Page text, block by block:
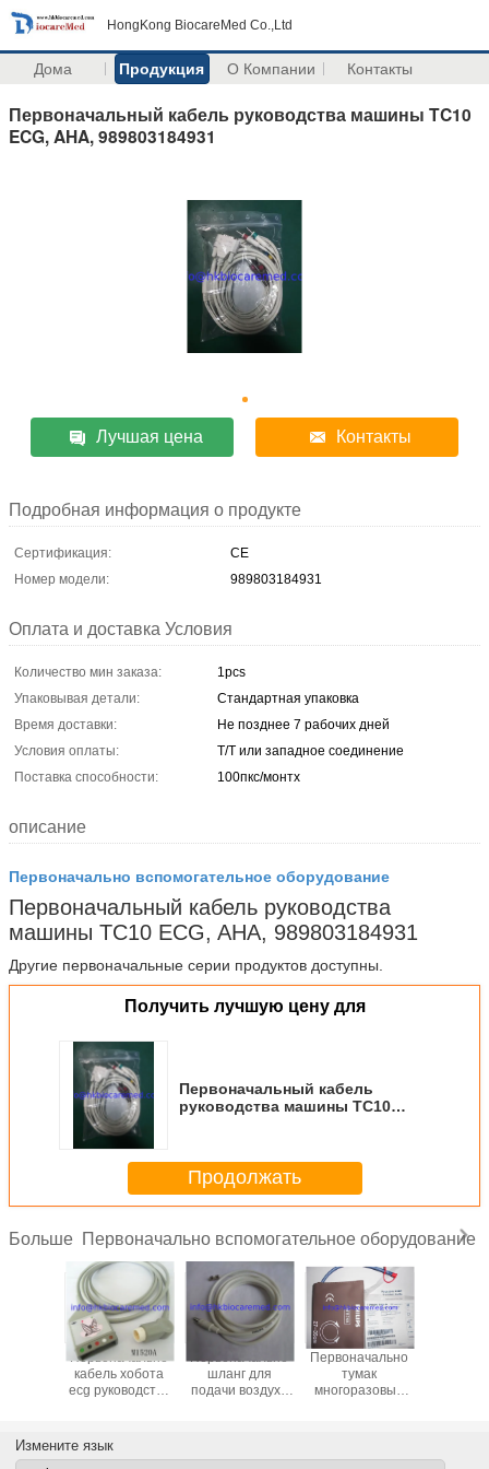
HongKong BiocareMed Co.,Ltd
Дома Продукция О Компании Контакты
Первоначальный кабель руководства машины TC10
ECG, AHA, 989803184931
Лучшая цена Контакты
Подробная информация о продукте
Сертификация:
CE
Номер модели:
989803184931
Оплата и доставка Условия
Количество мин заказа:
1pcs
Упаковывая детали:
Стандартная упаковка
Время доставки:
Не позднее 7 рабочих дней
Условия оплаты:
Т/Т или западное соединение
Поставка способности:
100пкс/монтх
описание
Первоначально вспомогательное оборудование
Первоначальный кабель руководства
машины TC10 ECG, AHA, 989803184931
Другие первоначальные серии продуктов доступны.
Получить лучшую цену для
Первоначальный кабель
руководства машины TC10
Продолжать
Больше Первоначально вспомогательное оборудование
AHA
Первоначально
кабель хобота
ecg руководства
Первоначально
шланг для
подачи воздуха
Первоначально
тумак
многоразовый
Измените язык